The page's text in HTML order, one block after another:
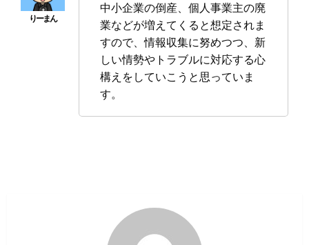
中小企業の倒産、個人事業主の廃
業などが増えてくると想定されま
すので、情報収集に努めつつ、新
しい情勢やトラブルに対応する心
構えをしていこうと思っていま
す。